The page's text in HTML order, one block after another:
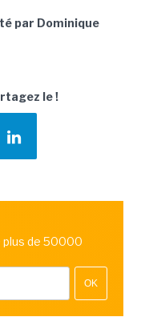
par Dominique
le !
de 50000
OK